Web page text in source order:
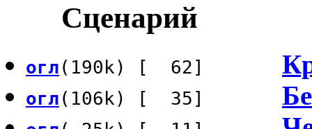
Сценарий
огл(190k) [ 62]
огл(106k) [ 35]